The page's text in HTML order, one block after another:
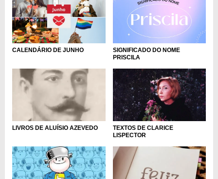
CALENDÁRIO DE JUNHO
SIGNIFICADO DO NOME
PRISCILA
LIVROS DE ALUÍSIO AZEVEDO
TEXTOS DE CLARICE
LISPECTOR